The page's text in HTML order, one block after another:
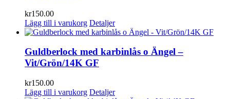
kr150.00
Lägg till i varukorg Detaljer
Guldberlock med karbinlås o Ängel –
Vit/Grön/14K GF
kr150.00
Lägg till i varukorg Detaljer